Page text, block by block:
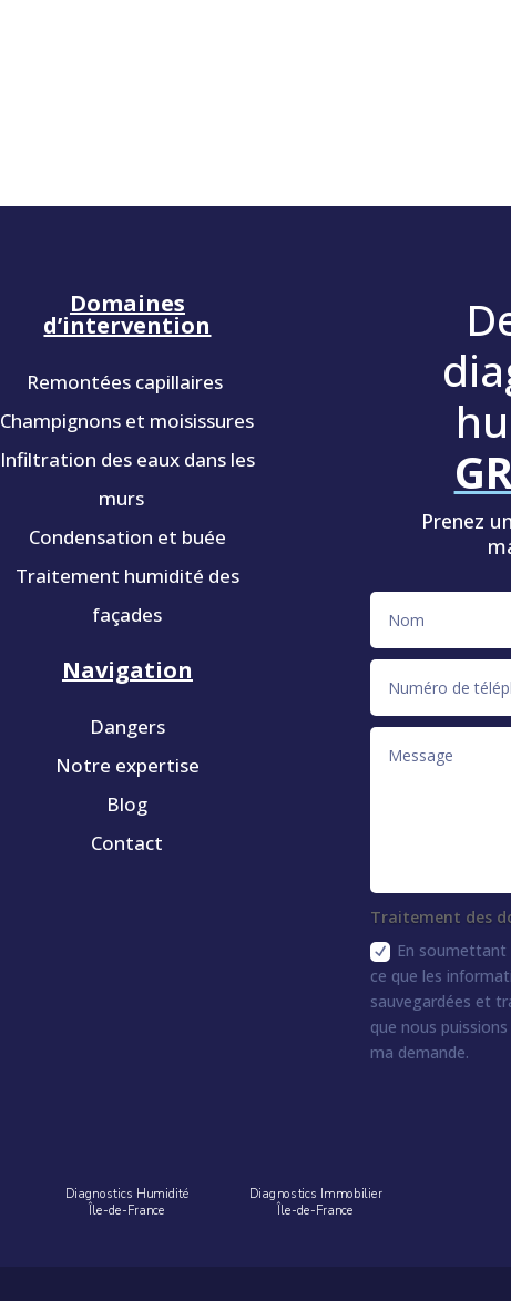
Domaines
d’intervention
Remontées capillaires
Champignons et moisissures
Infiltration des eaux dans les
murs
Condensation et buée
Traitement humidité des
façades
Navigation
Dangers
Notre expertise
Blog
Contact
Prenez
Traitement des
En soumettant
ce que les
sauvegardées et
que nous
ma demande.
Diagnostics Humidité
Île-de-France
Diagnostics Immobilier
Île-de-France